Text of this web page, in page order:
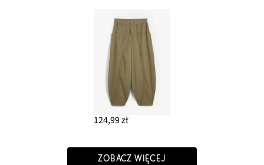
124,99 zł
ZOBACZ WIĘCEJ